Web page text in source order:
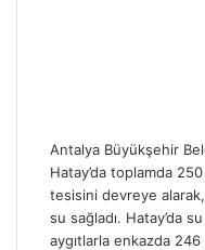
Antalya Büyükşehir
Hatay’da toplamda
tesisini devreye
su sağladı. Hatay’da
aygıtlarla enkazda